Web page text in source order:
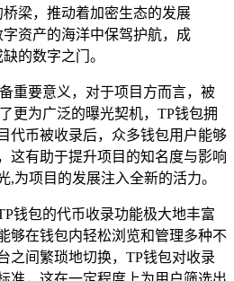
梁，推动着加密生态的发展
资产的海洋中保驾护航，成
的数字之门。
重要意义，对于项目方而言，被
更为广泛的曝光契机，TP钱包拥
代币被收录后，众多钱包用户能够
这有助于提升项目的知名度与影响
,为项目的发展注入全新的活力。
钱包的代币收录功能极大地丰富
够在钱包内轻松浏览和管理多种不
之间繁琐地切换，TP钱包对收录